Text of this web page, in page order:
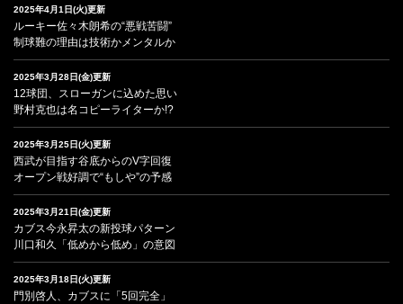
2025年4月1日(火)更新
ルーキー佐々木朗希の“悪戦苦闘”
制球難の理由は技術かメンタルか
2025年3月28日(金)更新
12球団、スローガンに込めた思い
野村克也は名コピーライターか!?
2025年3月25日(火)更新
西武が目指す谷底からのV字回復
オープン戦好調で“もしや”の予感
2025年3月21日(金)更新
カブス今永昇太の新投球パターン
川口和久「低めから低め」の意図
2025年3月18日(火)更新
門別啓人、カブスに「5回完全」